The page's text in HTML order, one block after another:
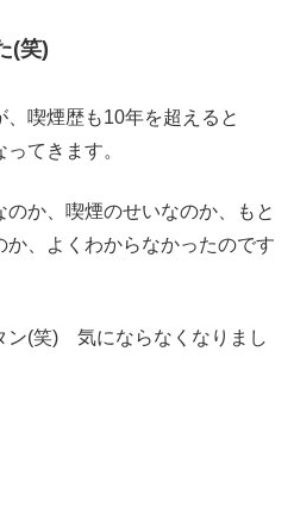
(笑)
喫煙歴も10年を超えると
てきます。
か、喫煙のせいなのか、もと
か、よくわからなかったのです
ン(笑) 気にならなくなりまし